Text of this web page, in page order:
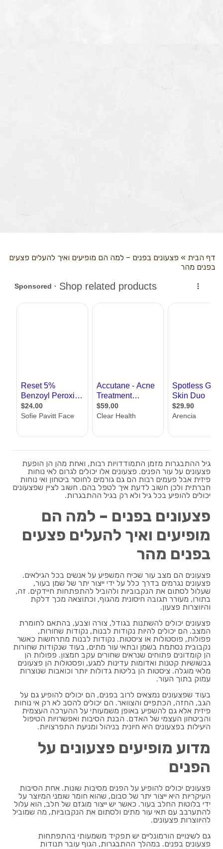
דף הבית » פצעונים בפנים – למה הם מופיעים ואיך להעלים פצעים
בפנים מהר
גיל ההתבגרות מזמן התמודדויות רבות, ואחת מהן הן הופעת
פצעונים על עור הפנים. פצעונים אלו יכולים לגרום לאי נוחות
פיזית אבל פעמים רבות הם גם גורמים לחוסר ביטחון ואי נוחות
חברתית ולכן חשוב לדעת איך לטפל בהם. חשוב לציין שפצעונים
יכולים להופיע בכל גיל ולא רק בגיל ההתבגרות.
פצעונים בפנים – למה הם
מופיעים ואיך להעלים פצעים
בפנים מהר
פצעונים הם מצב עור שכיח המשפיע על אנשים בכל הגילאים.
פצעונים נגרמים בדרך כלל על ידי ייצור יתר של שמן בעור,
שעלול לסתום את הנקבוביות ולהוביל להתפתחות חיידקים. זה,
בתורו, מעורר תגובה חיסונית מהגוף, וכתוצאה מכך דלקת
והיווצרות פצעון.
פצעונים יכולים להשתנות בגודל, צורה וצבע, בהתאם לחומרת
המצב. הם יכולים להיות נקודות לבנות, נקודות שחורות,
פפולות, פוסטולות או ציסטות. נקודות לבנות מתרחשות כאשר
נקבובית נסתמת בשמן ובתאי עור מתים, בעוד שנקודות שחורות
הן קומדונים פתוחים שנראים שחורים עקב חמצון. פפולות הן
גבשושיות קטנות ואדומות עדינות למגע, ופסטולות הן פצעונים
מלאי מוגלה. ציסטות הן בליטות גדולות יותר וכואבות שנוצרות
עמוק בתוך העור.
בעוד שפצעונים נמצאים לרוב בפנים, הם יכולים להופיע גם על
הגב, החזה, הכתפיים והצוואר. הם יכולים להסב לא רק אי נוחות
פיזית אלא גם להשפיע באופן משמעותי על ההערכה העצמית
והביטחון העצמי של האדם. הבנת הסיבות ואפשרויות הטיפול
היעילות בפצעונים היא חיונית בניהול ומניעת התפרצויות.
מדוע מופיעים פצעונים על
הפנים
פצעונים יכולים להופיע על הפנים מסיבות שונות. אחת הסיבות
העיקריות היא ייצור יתר של סבום, שהוא חומר שומני המיוצר על
ידי בלוטות החלב בעור. כאשר יש ייצור מוגזם של חלב, הוא עלול
להתערבב עם תאי עור מתים ולסתום את הנקבוביות, מה שמוביל
להיווצרות פצעונים.
גם לשינויים הורמונליים יש תפקיד משמעותי בהתפתחות
פצעונים בפנים. במהלך ההתבגרות, הגוף עובר תנודות